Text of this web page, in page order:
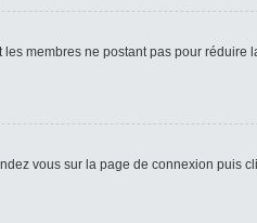
membres ne postant pas pour
vous sur la page de connexion puis